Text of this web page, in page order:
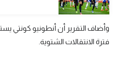
فيديو في الجول
وأضاف التقرير أن أنطونيو كونتي
فترة الانتقالات الشتوية.